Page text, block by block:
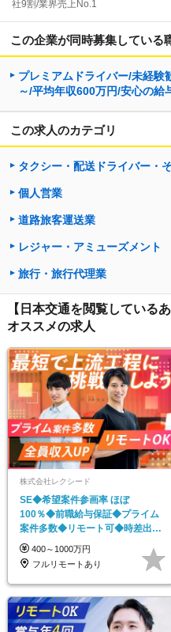
社9割/業界売上No.1
この企業が同時募集している
プレミアムドライバー/未経験
～/平均年収600万円/安心の給
この求人のカテゴリ
タクシー・配送ドライバー・
個人営業
道路旅客運送業
レジャー・アミューズメント
旅行・旅行代理業
【日本交通を閲覧しているあ
オススメの求人
株式会社レクシード
SE◆希望案件参画率 ほぼ
100％◆前職給与保証◆プライム
案件多数◆リモート可◆時差出勤
可◆全員月給UPを実現
400～1000万円
フルリモートあり